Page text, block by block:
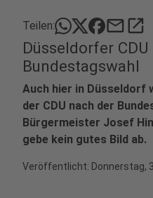
Teilen: mailopen_in_new
Düsseldorfer
Bundestagswahl
Auch hier in Düsseldorf
der CDU nach der
Bürgermeister Josef
gebe kein gutes Bild ab.
Veröffentlicht: Donnerstag,